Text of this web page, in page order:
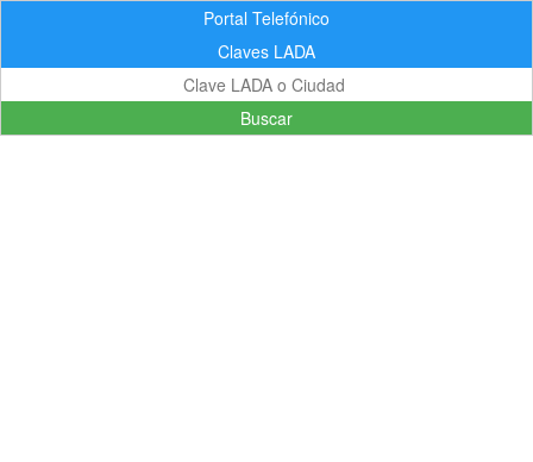
Portal Telefónico
Claves LADA
Buscar